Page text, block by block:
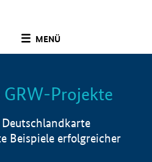
MENÜ
Info
Projekte
Beispiele erfolgreicher